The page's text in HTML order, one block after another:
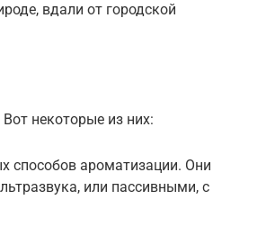
вдали от городской
некоторые из них:
способов ароматизации. Они
или пассивными, с